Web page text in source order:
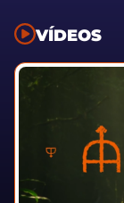
VÍDEOS